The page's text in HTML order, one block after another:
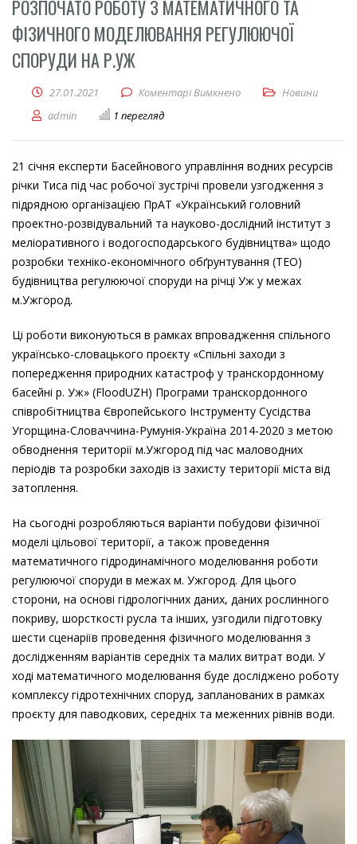
РОЗПОЧАТО РОБОТУ З МАТЕМАТИЧНОГО ТА
ФІЗИЧНОГО МОДЕЛЮВАННЯ РЕГУЛЮЮЧОЇ
СПОРУДИ НА Р.УЖ
27.01.2021 Коментарі Вимкнено до Розпочато роботу
Новини
admin
1 перегляд
21 січня експерти Басейнового управління водних ресурсів
річки Тиса під час робочої зустрічі провели узгодження з
підрядною організацією ПрАТ «Український головний
проектно-розвідувальний та науково-дослідний інститут з
меліоративного і водогосподарського будівництва» щодо
розробки техніко-економічного обґрунтування (ТЕО)
будівництва регулюючої споруди на річці Уж у межах
м.Ужгород.
Ці роботи виконуються в рамках впровадження спільного
українсько-словацького проєкту «Спільні заходи з
попередження природних катастроф у транскордонному
басейні р. Уж» (FloodUZH) Програми транскордонного
співробітництва Європейського Інструменту Сусідства
Угорщина-Словаччина-Румунія-Україна 2014-2020 з метою
обводнення території м.Ужгород під час маловодних
періодів та розробки заходів із захисту території міста від
затоплення.
На сьогодні розробляються варіанти побудови фізичної
моделі цільової території, а також проведення
математичного гідродинамічного моделювання роботи
регулюючої споруди в межах м. Ужгород. Для цього
сторони, на основі гідрологічних даних, даних рослинного
покриву, шорсткості русла та інших, узгодили підготовку
шести сценаріїв проведення фізичного моделювання з
дослідженням варіантів середніх та малих витрат води. У
ході математичного моделювання буде досліджено роботу
комплексу гідротехнічних споруд, запланованих в рамках
проєкту для паводкових, середніх та меженних рівнів води.